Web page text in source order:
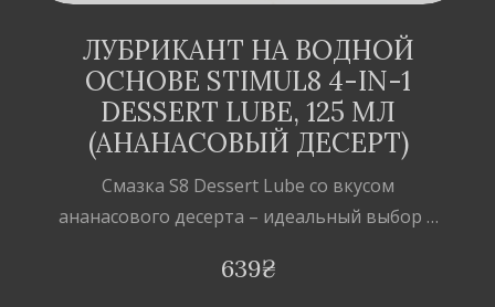
ЛУБРИКАНТ НА ВОДНОЙ
ОСНОВЕ STIMUL8 4-IN-1
DESSERT LUBE, 125 МЛ
(АНАНАСОВЫЙ ДЕСЕРТ)
Смазка S8 Dessert Lube со вкусом
ананасового десерта – идеальный выбор …
639₴